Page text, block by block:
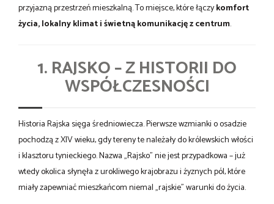
przyjazną przestrzeń mieszkalną. To miejsce, które łączykomfort
życia, lokalny klimat i świetną komunikację z centrum.
1. RAJSKO – Z HISTORII DO
WSPÓŁCZESNOŚCI
Historia Rajska sięga średniowiecza. Pierwsze wzmianki o osadzie
pochodzą z XIV wieku, gdy tereny te należały do królewskich włości
i klasztoru tynieckiego. Nazwa „Rajsko” nie jest przypadkowa – już
wtedy okolica słynęła z urokliwego krajobrazu i żyznych pól, które
miały zapewniać mieszkańcom niemal „rajskie” warunki do życia.